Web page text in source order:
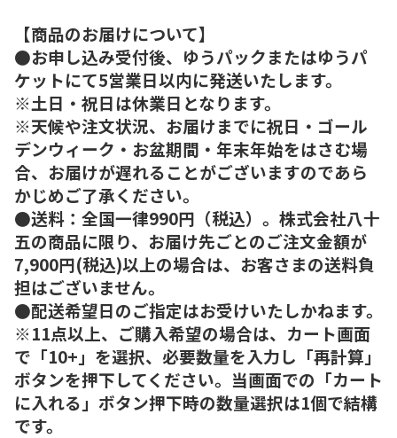
【商品のお届けについて】
●お申し込み受付後、ゆうパックまたはゆうパ
ケットにて5営業日以内に発送いたします。
※土日・祝日は休業日となります。
※天候や注文状況、お届けまでに祝日・ゴール
デンウィーク・お盆期間・年末年始をはさむ場
合、お届けが遅れることがございますのであら
かじめご了承ください。
●送料：全国一律990円（税込）。株式会社八十
五の商品に限り、お届け先ごとのご注文金額が
7,900円(税込)以上の場合は、お客さまの送料負
担はございません。
●配送希望日のご指定はお受けいたしかねます。
※11点以上、ご購入希望の場合は、カート画面
で「10+」を選択、必要数量を入力し「再計算」
ボタンを押下してください。当画面での「カート
に入れる」ボタン押下時の数量選択は1個で結構
です。